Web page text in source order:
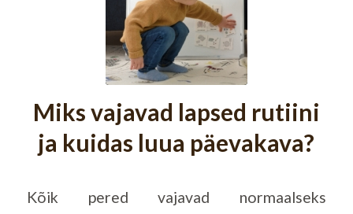
Miks vajavad lapsed rutiini
ja kuidas luua päevakava?
Kõik pered vajavad normaalseks